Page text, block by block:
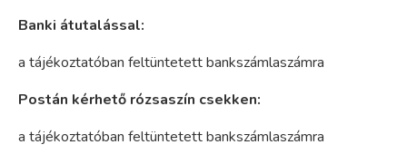
Banki átutalással:
a tájékoztatóban feltüntetett bankszámlaszámra
Postán kérhető rózsaszín csekken:
a tájékoztatóban feltüntetett bankszámlaszámra